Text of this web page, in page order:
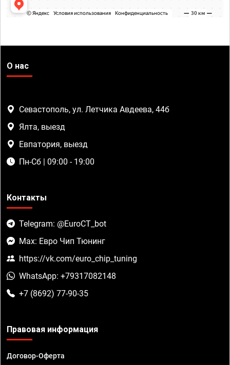
О нас
Севастополь, ул. Летчика Авдеева, 44б
Ялта, выезд
Евпатория, выезд
Пн-Сб | 09:00 - 19:00
Контакты
Telegram: @EuroCT_bot
Max: Евро Чип Тюнинг
https://vk.com/euro_chip_tuning
WhatsApp: +79317082148
+7 (8692) 77-90-35
Правовая информация
Договор-Оферта